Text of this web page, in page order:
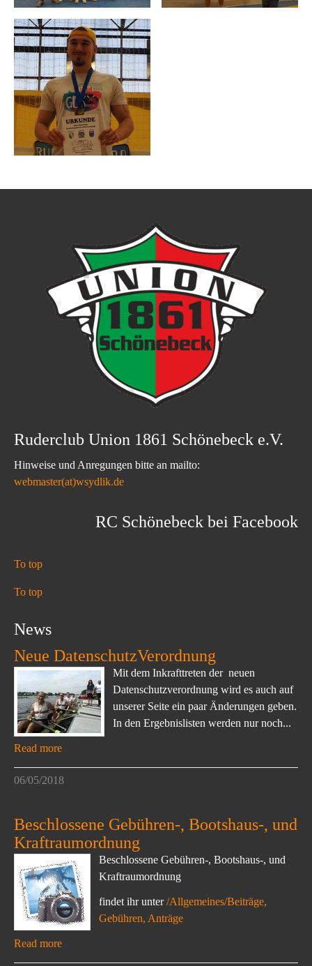
Ruderclub Union 1861 Schönebeck e.V.
Hinweise und Anregungen bitte an mailto:
webmaster(at)wsydlik.de
RC Schönebeck bei Facebook
To top
To top
News
Neue DatenschutzVerordnung
Mit dem Inkrafttreten der neuen
Datenschutzverordnung wird es auch auf
unserer Seite ein paar Änderungen geben.
In den Ergebnislisten werden nur noch...
Read more
06/05/2018
Beschlossene Gebühren-, Bootshaus-, und
Kraftraumordnung
Beschlossene Gebühren-, Bootshaus-, und
Kraftraumordnung
findet ihr unter/Allgemeines/Beiträge,
Gebühren, Anträge
Read more